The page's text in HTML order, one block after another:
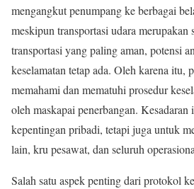
mengangkut penumpang ke berbagai
meskipun transportasi udara merupakan
transportasi yang paling aman, potensi
keselamatan tetap ada. Oleh karena itu,
memahami dan mematuhi prosedur
oleh maskapai penerbangan.
kepentingan pribadi, tetapi juga untuk
lain, kru pesawat, dan seluruh
Salah satu aspek penting dari protokol